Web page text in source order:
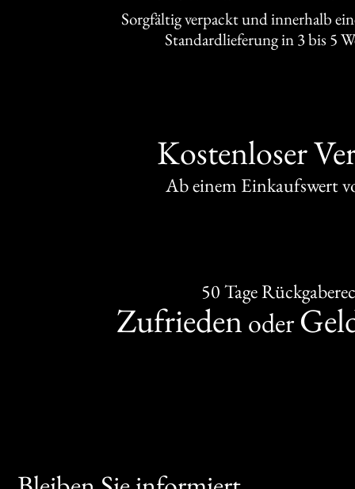
Sorgfältig verpackt und innerhalb
Standardlieferung in 3 bis 5
Kostenloser
Ab einem Einkaufswert
50 Tage
Zufrieden oder